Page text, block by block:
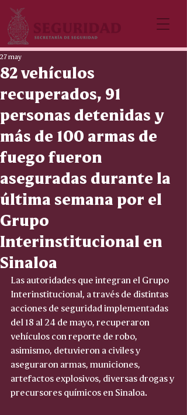
82 vehículos
recuperados, 91
personas detenidas y
más de 100 armas de
fuego fueron
aseguradas durante la
última semana por el
Grupo
Interinstitucional en
Sinaloa
27 may
Las autoridades que integran el Grupo
Interinstitucional, a través de distintas
acciones de seguridad implementadas
del 18 al 24 de mayo, recuperaron
vehículos con reporte de robo,
asimismo, detuvieron a civiles y
aseguraron armas, municiones,
artefactos explosivos, diversas drogas y
precursores químicos en Sinaloa.